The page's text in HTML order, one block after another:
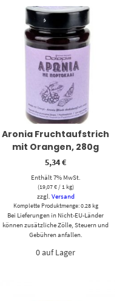
Aronia Fruchtaufstrich
mit Orangen, 280g
5,34€
Enthält 7% MwSt.
(19,07€/ 1 kg)
zzgl. Versand
Komplette Produktmenge: 0.28 kg
Bei Lieferungen in Nicht-EU-Länder
können zusätzliche Zölle, Steuern und
Gebühren anfallen.
0 auf Lager